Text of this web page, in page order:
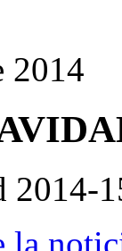
2014
2014-
la